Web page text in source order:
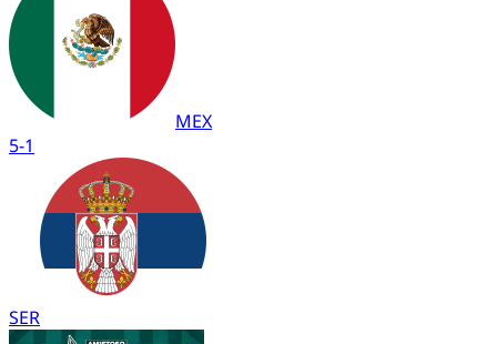
MEX
5-1
SER